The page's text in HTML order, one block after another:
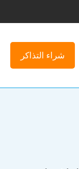
شراء التذاكر